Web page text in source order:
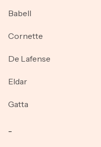
Babell
Cornette
De Lafense
Eldar
Gatta